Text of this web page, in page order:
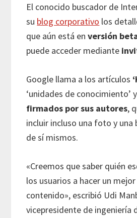
El conocido buscador de
su blog corporativo los
que aún está enversión
puede acceder mediante
Google llama a los artículos
‘unidades de conocimiento’
firmados por sus autores,
incluir incluso una foto y una
de sí mismos.
«Creemos que saber quién
los usuarios a hacer un
contenido», escribió Udi
vicepresidente de ingeniería